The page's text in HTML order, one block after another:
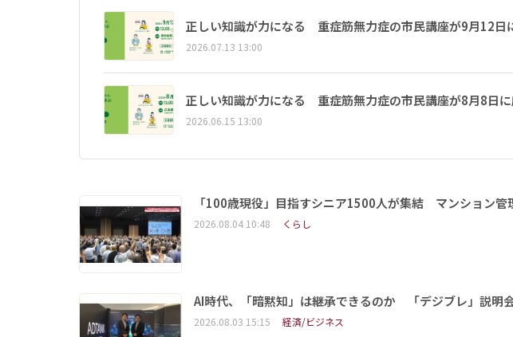
正しい知識が力になる 重症筋無力症の市民講座が9月12日
2026.07.13 13:00
正しい知識が力になる 重症筋無力症の市民講座が8月8日
2026.06.15 13:00
「100歳現役」目指すシニア1500人が集結 マンション管
2026.08.04 10:48 くらし
AI時代、「暗黙知」は継承できるのか 「デジブレ」説明
2026.08.03 15:15 経済/ビジネス